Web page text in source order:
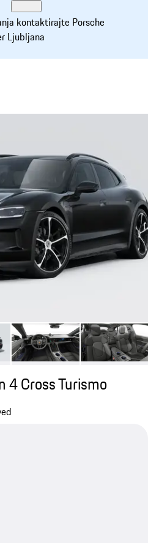
kontaktirajte Porsche
Ljubljana
4 Cross Turismo